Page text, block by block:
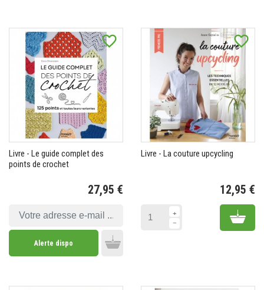
favorite_border
Livre - Le guide complet des
points de crochet
27,95 €
Alerte dispo
favorite_border
Livre - La couture upcycling
12,95 €
Add